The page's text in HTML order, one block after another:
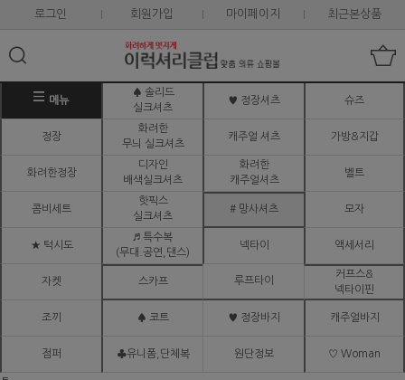
로그인 회원가입 마이페이지 최근본상품
메뉴
♠ 솔리드
실크셔츠
♥ 정장셔츠 슈즈
정장
화려한
무늬 실크셔츠
캐주얼 셔츠 가방&지갑
화려한정장
디자인
배색실크셔츠
화려한
캐주얼셔츠
벨트
콤비세트
핫픽스
실크셔츠
# 망사셔츠 모자
★ 턱시도
♬ 특수복
(무대.공연,댄스)
넥타이 액세서리
자켓 스카프 루프타이
커프스&
넥타이핀
조끼 ♠ 코트 ♥ 정장바지 캐주얼바지
점퍼 ♣유니폼,단체복 원단정보 ♡ Woman